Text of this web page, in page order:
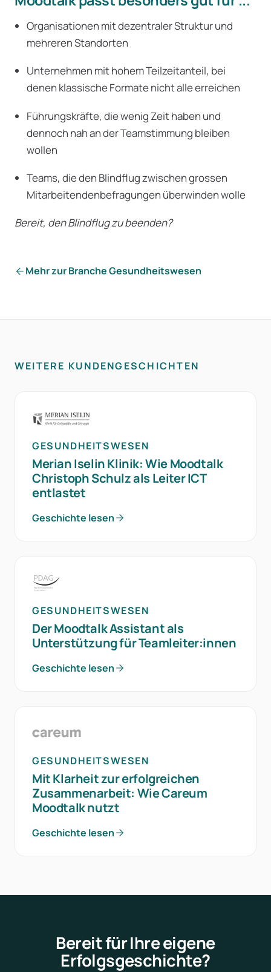
Organisationen mit dezentraler Struktur und
mehreren Standorten
Unternehmen mit hohem Teilzeitanteil, bei
denen klassische Formate nicht alle erreichen
Führungskräfte, die wenig Zeit haben und
dennoch nah an der Teamstimmung bleiben
wollen
Teams, die den Blindflug zwischen grossen
Mitarbeitendenbefragungen überwinden wolle
Bereit, den Blindflug zu beenden?
Mehr zur Branche Gesundheitswesen
WEITERE KUNDENGESCHICHTEN
GESUNDHEITSWESEN
Merian Iselin Klinik: Wie Moodtalk
Christoph Schulz als Leiter ICT
entlastet
Geschichte lesen
GESUNDHEITSWESEN
Der Moodtalk Assistant als
Unterstützung für Teamleiter:innen
Geschichte lesen
GESUNDHEITSWESEN
Mit Klarheit zur erfolgreichen
Zusammenarbeit: Wie Careum
Moodtalk nutzt
Geschichte lesen
Bereit für Ihre eigene
Erfolgsgeschichte?